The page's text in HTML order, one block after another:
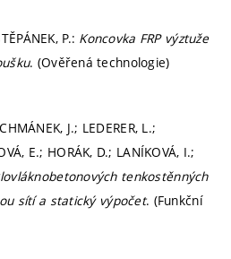
P.: Koncovka FRP výztuže
. (Ověřená technologie)
J.; LEDERER, L.;
E.; HORÁK, D.; LANÍKOVÁ, I.;
tenkostěnných
sítí a statický výpočet. (Funkční